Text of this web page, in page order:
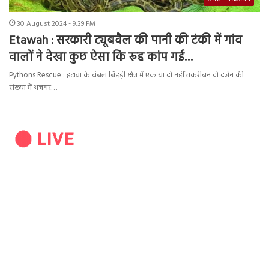
30 August 2024 - 9:39 PM
Etawah : सरकारी ट्यूबवैल की पानी की टंकी में गांव
वालों ने देखा कुछ ऐसा कि रूह कांप गई…
Pythons Rescue : इटावा के चंबल बिहड़ी क्षेत्र में एक या दो नहीं तकरीबन दो दर्जन की
संख्या में अजगर…